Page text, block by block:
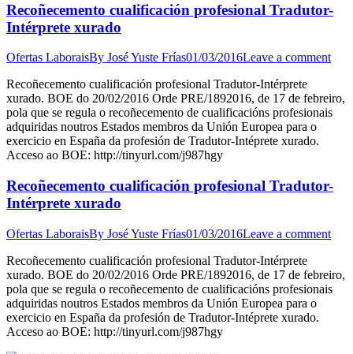
Recoñecemento cualificación profesional Tradutor-
Intérprete xurado
Ofertas LaboraisBy José Yuste Frías01/03/2016Leave a comment
Recoñecemento cualificación profesional Tradutor-Intérprete
xurado. BOE do 20/02/2016 Orde PRE/1892016, de 17 de febreiro,
pola que se regula o recoñecemento de cualificacións profesionais
adquiridas noutros Estados membros da Unión Europea para o
exercicio en España da profesión de Tradutor-Intéprete xurado.
Acceso ao BOE: http://tinyurl.com/j987hgy
Recoñecemento cualificación profesional Tradutor-
Intérprete xurado
Ofertas LaboraisBy José Yuste Frías01/03/2016Leave a comment
Recoñecemento cualificación profesional Tradutor-Intérprete
xurado. BOE do 20/02/2016 Orde PRE/1892016, de 17 de febreiro,
pola que se regula o recoñecemento de cualificacións profesionais
adquiridas noutros Estados membros da Unión Europea para o
exercicio en España da profesión de Tradutor-Intéprete xurado.
Acceso ao BOE: http://tinyurl.com/j987hgy